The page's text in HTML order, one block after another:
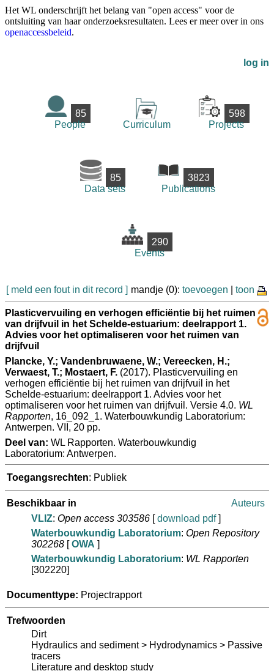
Het WL onderschrijft het belang van "open access" voor de
ontsluiting van haar onderzoeksresultaten. Lees er meer over in ons
openaccessbeleid.
log in
85
People
Curriculum
598
Projects
85
Data sets
3823
Publications
290
Events
[ meld een fout in dit record ] mandje (0): toevoegen toon
Plasticvervuiling en verhogen efficiëntie bij het ruimen
van drijfvuil in het Schelde-estuarium: deelrapport 1.
Advies voor het optimaliseren voor het ruimen van
drijfvuil
Plancke, Y.; Vandenbruwaene, W.; Vereecken, H.;
Verwaest, T.; Mostaert, F. (2017). Plasticvervuiling en
verhogen efficiëntie bij het ruimen van drijfvuil in het
Schelde-estuarium: deelrapport 1. Advies voor het
optimaliseren voor het ruimen van drijfvuil. Versie 4.0. WL
Rapporten, 16_092_1. Waterbouwkundig Laboratorium:
Antwerpen. VII, 20 pp.
Deel van: WL Rapporten. Waterbouwkundig
Laboratorium: Antwerpen.
Toegangsrechten: Publiek
Beschikbaar in
Auteurs
VLIZ: Open access 303586 [download pdf]
Waterbouwkundig Laboratorium: Open Repository
302268 [OWA ]
Waterbouwkundig Laboratorium: WL Rapporten
[302220]
Documenttype: Projectrapport
Trefwoorden
Dirt
Hydraulics and sediment > Hydrodynamics > Passive
tracers
Literature and desktop study